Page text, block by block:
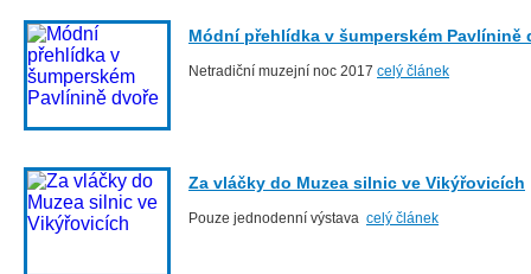
Módní přehlídka v šumperském Pavlínině
Netradiční muzejní noc 2017 celý článek
Za vláčky do Muzea silnic ve Vikýřovicích
Pouze jednodenní výstava celý článek